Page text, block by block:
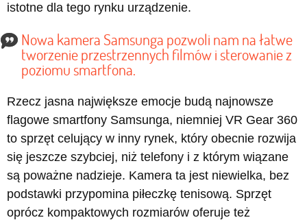
istotne dla tego rynku urządzenie.
Nowa kamera Samsunga pozwoli nam na łatwe
tworzenie przestrzennych filmów i sterowanie z
poziomu smartfona.
Rzecz jasna największe emocje budą najnowsze
flagowe smartfony Samsunga, niemniej VR Gear 360
to sprzęt celujący w inny rynek, który obecnie rozwija
się jeszcze szybciej, niż telefony i z którym wiązane
są poważne nadzieje. Kamera ta jest niewielka, bez
podstawki przypomina piłeczkę tenisową. Sprzęt
oprócz kompaktowych rozmiarów oferuje też